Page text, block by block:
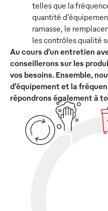
telles que la
quantité
ramasse, le
les contrôles qualité
Au cours d’un entretien
conseillerons sur les
vos besoins. Ensemble,
d’équipement et la
répondrons également à